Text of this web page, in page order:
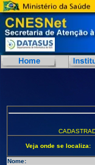
Veja onde se localiza:
Nome: